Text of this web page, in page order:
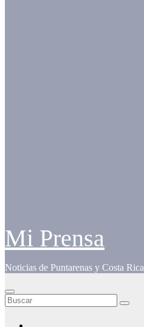
Mi Prensa
Noticias de Puntarenas y Costa Rica